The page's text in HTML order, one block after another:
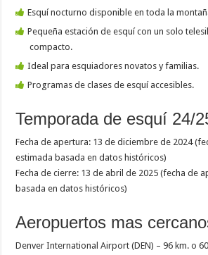
Esquí nocturno disponible en toda la
Pequeña estación de esquí con un solo
compacto.
Ideal para esquiadores novatos y familias.
Programas de clases de esquí accesibles.
Temporada de esquí 24/
Fecha de apertura: 13 de diciembre de 2024
estimada basada en datos históricos)
Fecha de cierre: 13 de abril de 2025 (fecha de
basada en datos históricos)
Aeropuertos mas
Denver International Airport (DEN) – 96 km. o